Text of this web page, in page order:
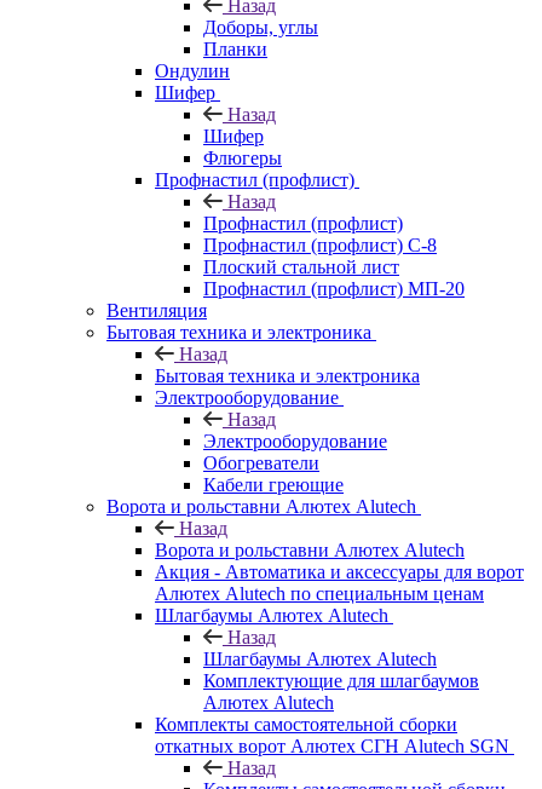
Назад
Доборы, углы
Планки
Ондулин
Шифер
Назад
Шифер
Флюгеры
Профнастил (профлист)
Назад
Профнастил (профлист)
Профнастил (профлист) С-8
Плоский стальной лист
Профнастил (профлист) МП-20
Вентиляция
Бытовая техника и электроника
Назад
Бытовая техника и электроника
Электрооборудование
Назад
Электрооборудование
Обогреватели
Кабели греющие
Ворота и рольставни Алютех Alutech
Назад
Ворота и рольставни Алютех Alutech
Акция - Автоматика и аксессуары для ворот
Алютех Alutech по специальным ценам
Шлагбаумы Алютех Alutech
Назад
Шлагбаумы Алютех Alutech
Комплектующие для шлагбаумов
Алютех Alutech
Комплекты самостоятельной сборки
откатных ворот Алютех СГН Alutech SGN
Назад